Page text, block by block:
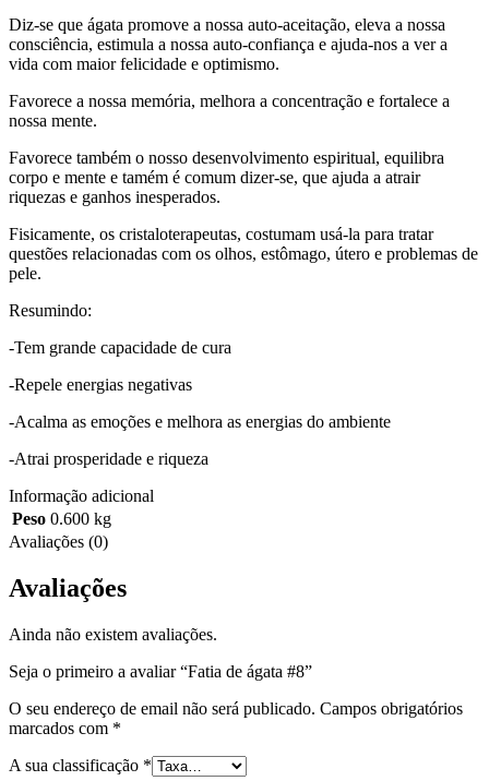
Diz-se que ágata promove a nossa auto-aceitação, eleva a nossa
consciência, estimula a nossa auto-confiança e ajuda-nos a ver a
vida com maior felicidade e optimismo.
Favorece a nossa memória, melhora a concentração e fortalece a
nossa mente.
Favorece também o nosso desenvolvimento espiritual, equilibra
corpo e mente e tamém é comum dizer-se, que ajuda a atrair
riquezas e ganhos inesperados.
Fisicamente, os cristaloterapeutas, costumam usá-la para tratar
questões relacionadas com os olhos, estômago, útero e problemas de
pele.
Resumindo:
-Tem grande capacidade de cura
-Repele energias negativas
-Acalma as emoções e melhora as energias do ambiente
-Atrai prosperidade e riqueza
Informação adicional
Peso 0.600 kg
Avaliações (0)
Avaliações
Ainda não existem avaliações.
Seja o primeiro a avaliar “Fatia de ágata #8”
O seu endereço de email não será publicado. Campos obrigatórios
marcados com *
A sua classificação *